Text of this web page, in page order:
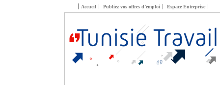
Accueil Publiez vos offres d’emploi Espace Entreprise